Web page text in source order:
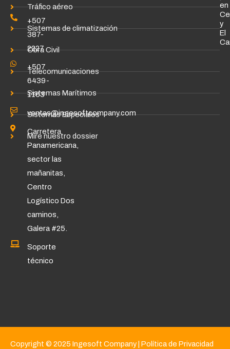
+507
387-
2227
+507
6439-
1163
ventas@ingesoftcompany.com
Carretera
Panamericana,
sector las
mañanitas,
Centro
Logístico Dos
caminos,
Galera #25.
Soporte
técnico
Tráfico aéreo
Sistemas de climatización
Obra Civil
Telecomunicaciones
Sistemas Marítimos
Sistemas Especiales
Mire nuestro dossier
en
y
El
Copyright © 2025 Ingesoft Company | Política de Privacidad